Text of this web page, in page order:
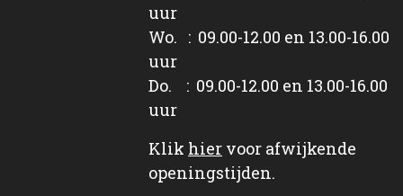
uur
Wo. : 09.00-12.00 en 13.00-16.00
uur
Do. : 09.00-12.00 en 13.00-16.00
uur
Klik hier voor afwijkende
openingstijden.